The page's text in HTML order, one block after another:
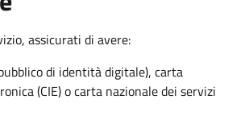
assicurati di avere:
di identità digitale), carta
(CIE) o carta nazionale dei servizi